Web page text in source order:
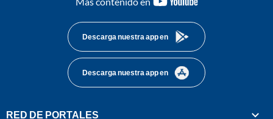
Descarga nuestra app en
Descarga nuestra app en
RED DE PORTALES